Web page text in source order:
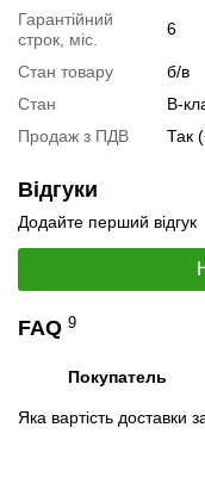
Слідкувати на
Гарантійний
строк, міс.
6
Стан товару
б/в
Стан
B-
Продаж з ПДВ
Так
Відгуки
Додайте перший відгук
FAQ 9
Покупатель
Яка вартість